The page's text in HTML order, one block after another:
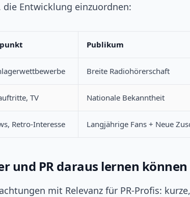
Entwicklung einzuordnen:
Publikum
Breite Radiohörerschaft
TV Nationale Bekanntheit
Retro-Interesse Langjährige Fans + Neue
und PR daraus lernen können
mit Relevanz für PR-Profis: